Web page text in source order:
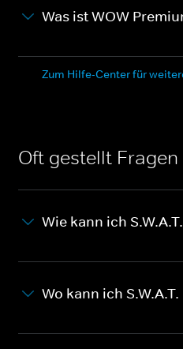
Was ist WOW
Zum Hilfe-Center für
Oft gestellt Fragen
Wie kann ich
Wo kann ich